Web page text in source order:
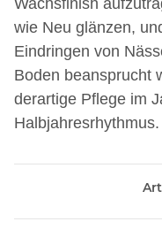
wie Neu glänzen,
Eindringen von Näs
Boden beansprucht
derartige Pflege im
Halbjahresrhythmus.